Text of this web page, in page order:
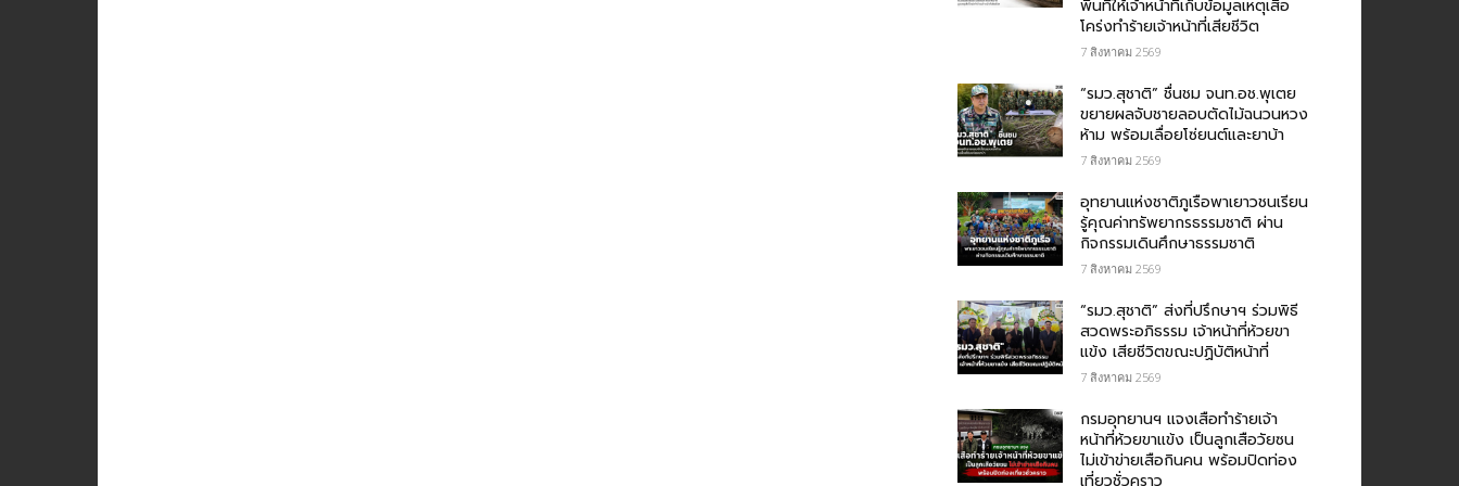
พื้นที่ให้เจ้าหน้าที่เก็บข้อมูลเหตุเสือ
โคร่งทำร้ายเจ้าหน้าที่เสียชีวิต
7 สิงหาคม 2569
“รมว.สุชาติ” ชื่นชม​ จนท.อช.พุเตย​
ขยายผลจับชายลอบตัดไม้ฉนวนหวง
ห้าม พร้อมเลื่อยโซ่ยนต์และยาบ้า
7 สิงหาคม 2569
อุทยานแห่งชาติภูเรือพาเยาวชนเรียน
รู้คุณค่าทรัพยากรธรรมชาติ ผ่าน
กิจกรรมเดินศึกษาธรรมชาติ
7 สิงหาคม 2569
“รมว.สุชาติ” ส่งที่ปรึกษาฯ ร่วมพิธี
สวดพระอภิธรรม เจ้าหน้าที่ห้วยขา
แข้ง เสียชีวิตขณะปฏิบัติหน้าที่
7 สิงหาคม 2569
กรม​อุทยานฯ แจงเสือทำร้ายเจ้า
หน้าที่ห้วยขาแข้ง เป็นลูกเสือวัยซน
ไม่เข้าข่ายเสือกินคน พร้อมปิดท่อง
เที่ยวชั่วคราว